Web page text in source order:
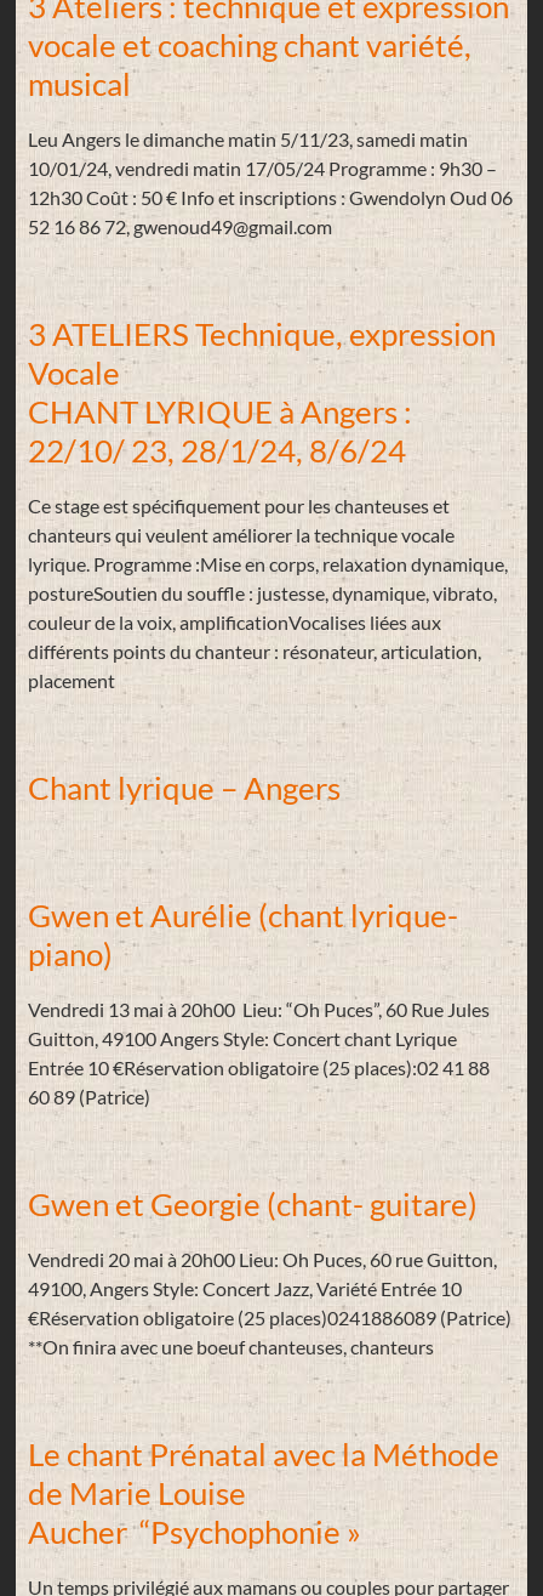
vocale et coaching chant variété,
musical
Leu Angers le dimanche matin 5/11/23, samedi matin
10/01/24, vendredi matin 17/05/24 Programme : 9h30 –
12h30 Coût : 50 € Info et inscriptions : Gwendolyn Oud 06
52 16 86 72, gwenoud49@gmail.com
3 ATELIERS Technique, expression
Vocale
CHANT LYRIQUE à Angers :
22/10/ 23, 28/1/24, 8/6/24
Ce stage est spécifiquement pour les chanteuses et
chanteurs qui veulent améliorer la technique vocale
lyrique. Programme :Mise en corps, relaxation dynamique,
postureSoutien du souffle : justesse, dynamique, vibrato,
couleur de la voix, amplificationVocalises liées aux
différents points du chanteur : résonateur, articulation,
placement
Chant lyrique – Angers
Gwen et Aurélie (chant lyrique-
piano)
Vendredi 13 mai à 20h00 Lieu: “Oh Puces”, 60 Rue Jules
Guitton, 49100 Angers Style: Concert chant Lyrique
Entrée 10 €Réservation obligatoire (25 places):02 41 88
60 89 (Patrice)
Gwen et Georgie (chant- guitare)
Vendredi 20 mai à 20h00 Lieu: Oh Puces, 60 rue Guitton,
49100, Angers Style: Concert Jazz, Variété Entrée 10
€Réservation obligatoire (25 places)0241886089 (Patrice)
**On finira avec une boeuf chanteuses, chanteurs
Le chant Prénatal avec la Méthode
de Marie Louise
Aucher “Psychophonie »
Un temps privilégié aux mamans ou couples pour partager